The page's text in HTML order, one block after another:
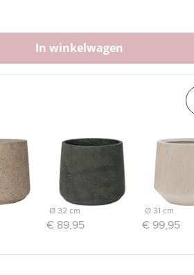
In winkelwagen
€ 89,95
Ø 32 cm
€ 99,95
Ø 31 cm